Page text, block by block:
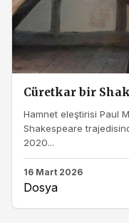
Cüretkar bir
Hamnet eleştirisi Paul
Shakespeare
2020...
16 Mart 2026
Dosya